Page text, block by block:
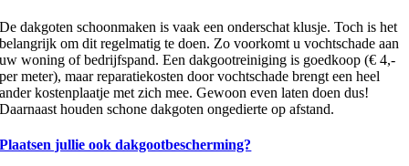
De dakgoten schoonmaken is vaak een onderschat klusje. Toch is het
belangrijk om dit regelmatig te doen. Zo voorkomt u vochtschade aan
uw woning of bedrijfspand. Een dakgootreiniging is goedkoop (€ 4,-
per meter), maar reparatiekosten door vochtschade brengt een heel
ander kostenplaatje met zich mee. Gewoon even laten doen dus!
Daarnaast houden schone dakgoten ongedierte op afstand.
Plaatsen jullie ook dakgootbescherming?